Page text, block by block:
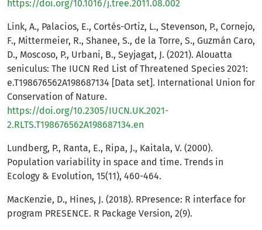
https://doi.org/10.1016/j.tree.2011.08.002
Link, A., Palacios, E., Cortés-Ortiz, L., Stevenson, P., Cornejo,
F., Mittermeier, R., Shanee, S., de la Torre, S., Guzmán Caro,
D., Moscoso, P., Urbani, B., Seyjagat, J. (2021). Alouatta
seniculus: The IUCN Red List of Threatened Species 2021:
e.T198676562A198687134 [Data set]. International Union for
Conservation of Nature.
https://doi.org/10.2305/IUCN.UK.2021-
2.RLTS.T198676562A198687134.en
Lundberg, P., Ranta, E., Ripa, J., Kaitala, V. (2000).
Population variability in space and time. Trends in
Ecology & Evolution, 15(11), 460-464.
MacKenzie, D., Hines, J. (2018). RPresence: R interface for
program PRESENCE. R Package Version, 2(9).